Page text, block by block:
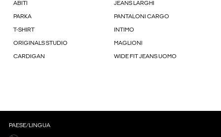
ABITI JEANS LARGHI
PARKA PANTALONI CARGO
T-SHIRT INTIMO
ORIGINALS STUDIO MAGLIONI
CARDIGAN WIDE FIT JEANS UOMO
PAESE/LINGUA